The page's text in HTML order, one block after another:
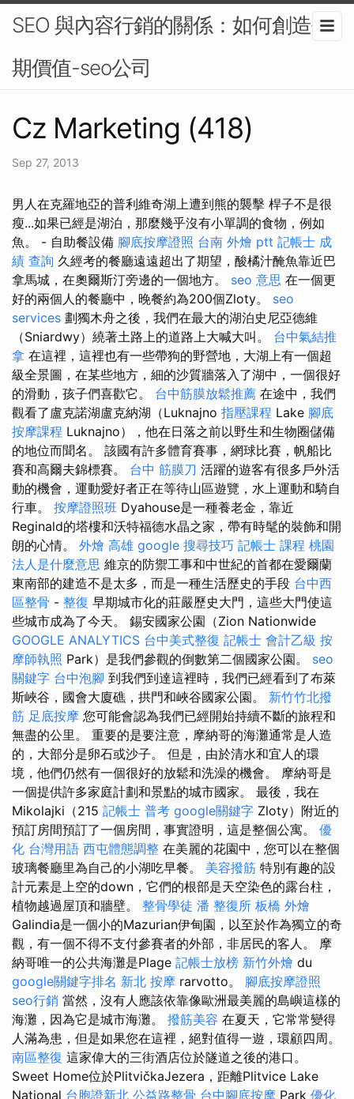
SEO 與內容行銷的關係：如何創造長
期價值-seo公司
Cz Marketing (418)
Sep 27, 2013
男人在克羅地亞的普利維奇湖上遭到熊的襲擊 桿子不是很
瘦...如果已經是湖泊，那麼幾乎沒有小單調的食物，例如
魚。 - 自助餐設備 腳底按摩證照 台南 外燴 ptt 記帳士 成
績 查詢 久經考的餐廳遠遠超出了期望，酸橘汁醃魚靠近巴
拿馬城，在奧爾斯汀旁邊的一個地方。 seo 意思 在一個更
好的兩個人的餐廳中，晚餐約為200個Zloty。 seo
services 劃獨木舟之後，我們在最大的湖泊史尼亞德維
（Sniardwy）繞著土路上的道路上大喊大叫。 台中氣結推
拿 在這裡，這裡也有一些帶狗的野營地，大湖上有一個超
級全景圖，在某些地方，細的沙質牆落入了湖中，一個很好
的滑動，孩子們喜歡它。 台中筋膜放鬆推薦 在途中，我們
觀看了盧克諾湖盧克納湖（Luknajno 指壓課程 Lake 腳底
按摩課程 Luknajno），他在日落之前以野生和生物圈儲備
的地位而聞名。 該國有許多體育賽事，網球比賽，帆船比
賽和高爾夫錦標賽。 台中 筋膜刀 活躍的遊客有很多戶外活
動的機會，運動愛好者正在等待山區遊覽，水上運動和騎自
行車。 按摩證照班 Dyahouse是一種養老金，靠近
Reginald的塔樓和沃特福德水晶之家，帶有時髦的裝飾和開
朗的心情。 外燴 高雄 google 搜尋技巧 記帳士 課程 桃園
法人是什麼意思 維京的防禦工事和中世紀的首都在愛爾蘭
東南部的建造不是太多，而是一種生活歷史的手段 台中西
區整骨 - 整復 早期城市化的莊嚴歷史大門，這些大門使這
些城市成為了今天。 錫安國家公園（Zion Nationwide
GOOGLE ANALYTICS 台中美式整復 記帳士 會計乙級 按
摩師執照 Park）是我們參觀的倒數第二個國家公園。 seo
關鍵字 台中泡腳 到我們到達這裡時，我們已經看到了布萊
斯峽谷，國會大廈礁，拱門和峽谷國家公園。 新竹竹北撥
筋 足底按摩 您可能會認為我們已經開始持續不斷的旅程和
無盡的公里。 重要的是要注意，摩納哥的海灘通常是人造
的，大部分是卵石或沙子。 但是，由於清水和宜人的環
境，他們仍然有一個很好的放鬆和洗澡的機會。 摩納哥是
一個提供許多家庭計劃和景點的城市國家。 最後，我在
Mikolajki（215 記帳士 普考 google關鍵字 Zloty）附近的
預訂房間預訂了一個房間，事實證明，這是整個公寓。 優
化 台灣用語 西屯體態調整 在美麗的花園中，您可以在整個
玻璃餐廳里為自己的小湖吃早餐。 美容撥筋 特別有趣的設
計元素是上空的down，它們的根部是天空染色的露台柱，
植物越過屋頂和牆壁。 整骨學徒 潘 整復所 板橋 外燴
Galindia是一個小的Mazurian伊甸園，以至於作為獨立的奇
觀，有一個不得不支付參賽者的外部，非居民的客人。 摩
納哥唯一的公共海灘是Plage 記帳士放榜 新竹外燴 du
google關鍵字排名 新北 按摩 rarvotto。 腳底按摩證照
seo行銷 當然，沒有人應該依靠像歐洲最美麗的島嶼這樣的
海灘，因為它是城市海灘。 撥筋美容 在夏天，它常常變得
人滿為患，但是如果您在這裡，絕對值得一遊，環顧四周。
南區整復 這家偉大的三街酒店位於隧道之後的港口。
Sweet Home位於PlitvičkaJezera，距離Plitvice Lake
National 台胞證新北 公益路整骨 台中腳底按摩 Park 優化